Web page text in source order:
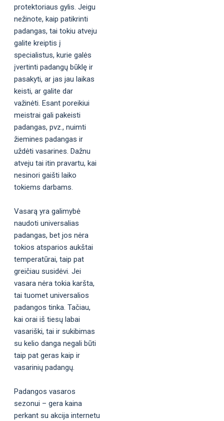
protektoriaus gylis. Jeigu
nežinote, kaip patikrinti
padangas, tai tokiu atveju
galite kreiptis į
specialistus, kurie galės
įvertinti padangų būklę ir
pasakyti, ar jas jau laikas
keisti, ar galite dar
važinėti. Esant poreikiui
meistrai gali pakeisti
padangas, pvz., nuimti
žiemines padangas ir
uždėti vasarines. Dažnu
atveju tai itin pravartu, kai
nesinori gaišti laiko
tokiems darbams.
Vasarą yra galimybė
naudoti universalias
padangas, bet jos nėra
tokios atsparios aukštai
temperatūrai, taip pat
greičiau susidėvi. Jei
vasara nėra tokia karšta,
tai tuomet universalios
padangos tinka. Tačiau,
kai orai iš tiesų labai
vasariški, tai ir sukibimas
su kelio danga negali būti
taip pat geras kaip ir
vasarinių padangų.
Padangos vasaros
sezonui – gera kaina
perkant su akcija internetu